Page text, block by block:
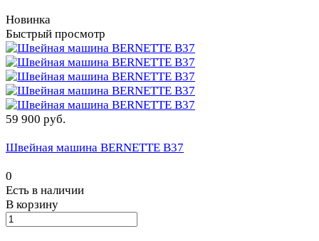
Новинка
Быстрый просмотр
59 900 руб.
Швейная машина BERNETTE B37
0
Есть в наличии
В корзину